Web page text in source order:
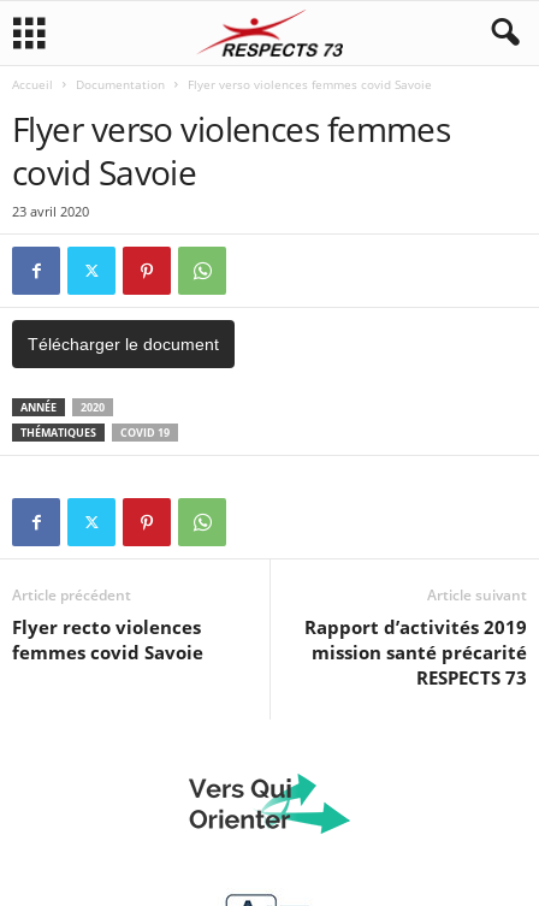
Accueil Documentation Flyer verso violences femmes covid Savoie
Flyer verso violences femmes
covid Savoie
23 avril 2020
Télécharger le document
ANNÉE
2020
THÉMATIQUES
COVID 19
Article précédent
Flyer recto violences
femmes covid Savoie
Article suivant
Rapport d’activités 2019
mission santé précarité
RESPECTS 73